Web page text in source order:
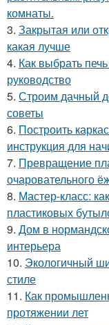
комнаты.
3. Закрытая или
какая лучше
4. Как выбрать
руководство
5. Строим дачный
советы
6. Построить
инструкция для
7. Превращение
очаровательного
8. Мастер-класс:
пластиковых
9. Дом в
интерьера
10. Экологичный
стиле
11. Как
протяжении лет